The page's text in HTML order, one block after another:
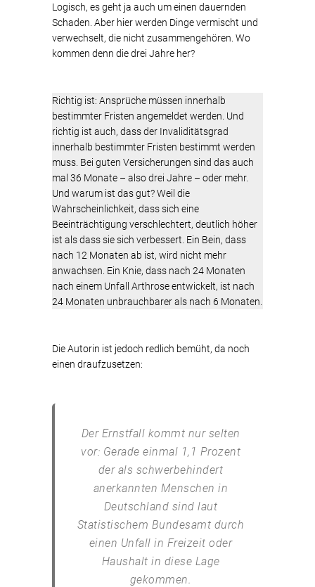
Logisch, es geht ja auch um einen dauernden
Schaden. Aber hier werden Dinge vermischt und
verwechselt, die nicht zusammengehören. Wo
kommen denn die drei Jahre her?
Richtig ist: Ansprüche müssen innerhalb
bestimmter Fristen angemeldet werden. Und
richtig ist auch, dass der Invaliditätsgrad
innerhalb bestimmter Fristen bestimmt werden
muss. Bei guten Versicherungen sind das auch
mal 36 Monate – also drei Jahre – oder mehr.
Und warum ist das gut? Weil die
Wahrscheinlichkeit, dass sich eine
Beeinträchtigung verschlechtert, deutlich höher
ist als dass sie sich verbessert. Ein Bein, dass
nach 12 Monaten ab ist, wird nicht mehr
anwachsen. Ein Knie, dass nach 24 Monaten
nach einem Unfall Arthrose entwickelt, ist nach
24 Monaten unbrauchbarer als nach 6 Monaten.
Die Autorin ist jedoch redlich bemüht, da noch
einen draufzusetzen:
Der Ernstfall kommt nur selten
vor: Gerade einmal 1,1 Prozent
der als schwerbehindert
anerkannten Menschen in
Deutschland sind laut
Statistischem Bundesamt durch
einen Unfall in Freizeit oder
Haushalt in diese Lage
gekommen.